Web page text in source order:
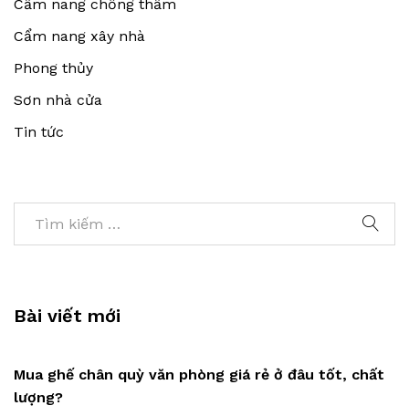
Cẩm nang chống thấm
Cẩm nang xây nhà
Phong thủy
Sơn nhà cửa
Tin tức
Bài viết mới
Mua ghế chân quỳ văn phòng giá rẻ ở đâu tốt, chất
lượng?